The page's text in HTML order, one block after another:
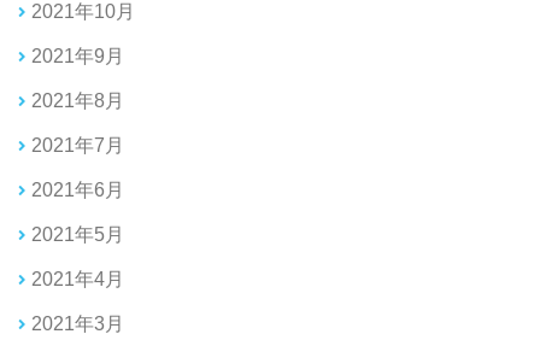
2021年10月
2021年9月
2021年8月
2021年7月
2021年6月
2021年5月
2021年4月
2021年3月